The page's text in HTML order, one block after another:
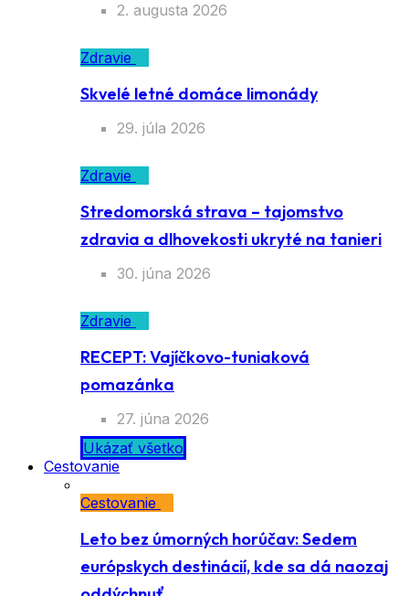
2. augusta 2026
Zdravie
Skvelé letné domáce limonády
29. júla 2026
Zdravie
Stredomorská strava – tajomstvo
zdravia a dlhovekosti ukryté na tanieri
30. júna 2026
Zdravie
RECEPT: Vajíčkovo-tuniaková
pomazánka
27. júna 2026
Ukázať všetko
Cestovanie
Cestovanie
Leto bez úmorných horúčav: Sedem
európskych destinácií, kde sa dá naozaj